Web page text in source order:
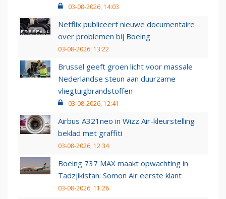
03-08-2026, 14:03
Netflix publiceert nieuwe documentaire
over problemen bij Boeing
03-08-2026, 13:22
Brussel geeft groen licht voor massale
Nederlandse steun aan duurzame
vliegtuigbrandstoffen
03-08-2026, 12:41
Airbus A321neo in Wizz Air-kleurstelling
beklad met graffiti
03-08-2026, 12:34
Boeing 737 MAX maakt opwachting in
Tadzjikistan: Somon Air eerste klant
03-08-2026, 11:26